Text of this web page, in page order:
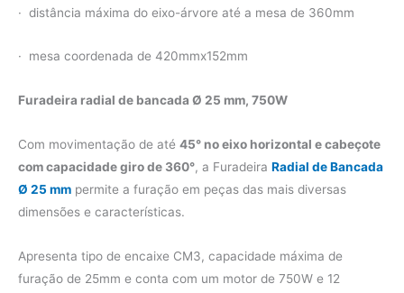
· distância máxima do eixo-árvore até a mesa de 360mm
· mesa coordenada de 420mmx152mm
Furadeira radial de bancada Ø 25 mm, 750W
Com movimentação de até 45° no eixo horizontal e cabeçote
com capacidade giro de 360°, a Furadeira Radial de Bancada
Ø 25 mm permite a furação em peças das mais diversas
dimensões e características.
Apresenta tipo de encaixe CM3, capacidade máxima de
furação de 25mm e conta com um motor de 750W e 12